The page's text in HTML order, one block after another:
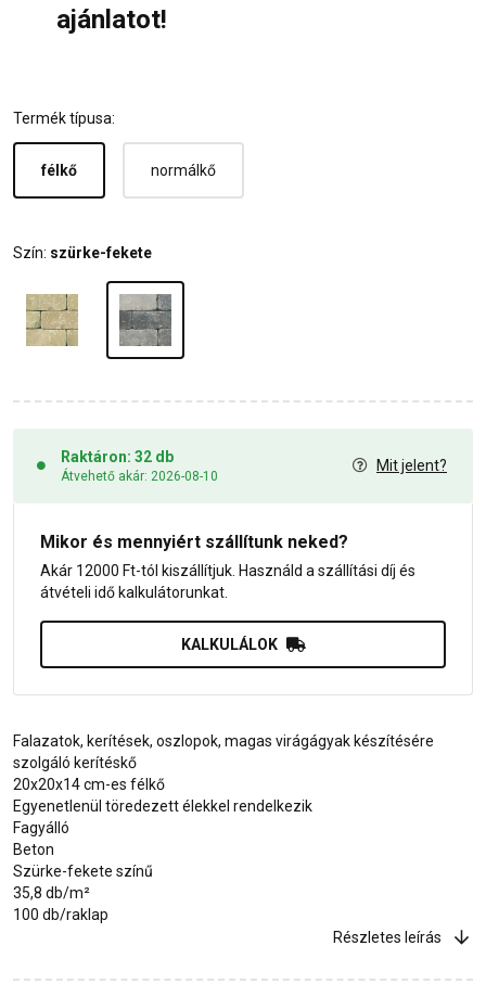
ajánlatot!
Termék típusa:
félkő normálkő
Szín: szürke-fekete
Raktáron: 32 db
Átvehető akár: 2026-08-10
Mit jelent?
Mikor és mennyiért szállítunk neked?
Akár 12000 Ft-tól kiszállítjuk. Használd a szállítási díj és
átvételi idő kalkulátorunkat.
KALKULÁLOK
Falazatok, kerítések, oszlopok, magas virágágyak készítésére
szolgáló kerítéskő
20x20x14 cm-es félkő
Egyenetlenül töredezett élekkel rendelkezik
Fagyálló
Beton
Szürke-fekete színű
35,8 db/m²
100 db/raklap
Részletes leírás